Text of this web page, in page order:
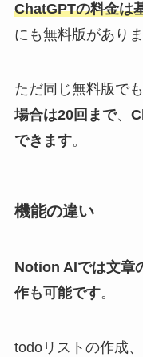
ChatGPTの料金は
にも無料版がありま
ただ同じ無料版で
場合は20回まで、
できます。
機能の違い
Notion AIでは文章
作も可能です。
todoリストの作成